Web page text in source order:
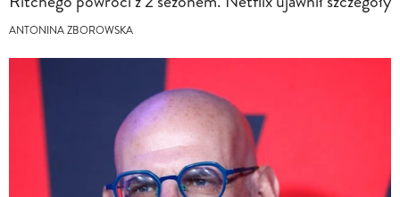
ANTONINA ZBOROWSKA